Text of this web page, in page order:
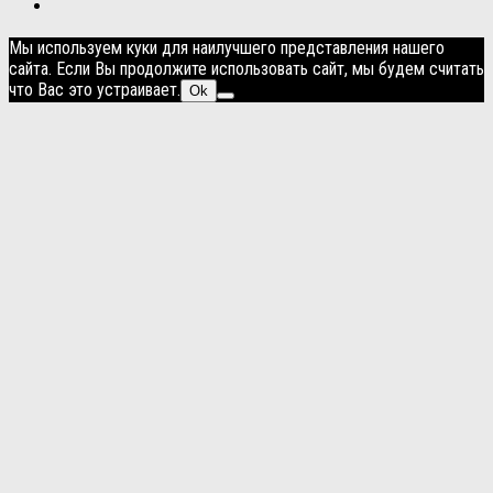
Мы используем куки для наилучшего представления нашего
сайта. Если Вы продолжите использовать сайт, мы будем считать
что Вас это устраивает. Ok